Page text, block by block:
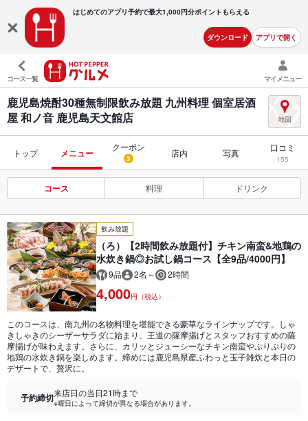
はじめてのアプリ予約で最大1,000円分ポイントもらえる
ダウンロード アプリで開く
コース一覧 マイメニュー
鹿児島焼酎30種無制限飲み放題 九州料理 個室居酒
屋 和ノ音 鹿児島天文館店
トップ メニュー
クーポン
3 店内 写真 口コミ
155
コース 料理 ドリンク
飲み放題
（ろ）【2時間飲み放題付】チキン南蛮&地鶏の
水炊き鍋◎お試し鍋コース【全9品/4000円】
9品 2名～ 2時間
4,000円（税込）
このコースは、南九州の名物料理を堪能できる豪華なラインナップです。しゃ
きしゃきのシーザーサラダに始まり、王道の薩摩揚げとスタッフおすすめの薩
摩揚げが味わえます。さらに、カリッとジューシーなチキン南蛮やぷりぷりの
地鶏の水炊き鍋を楽しめます。締めには鹿児島県産ふわっと玉子雑炊と本日の
デザートで、贅沢に。
予約締切来店日の当日21時まで
※曜日によって締切が異なる場合があります。